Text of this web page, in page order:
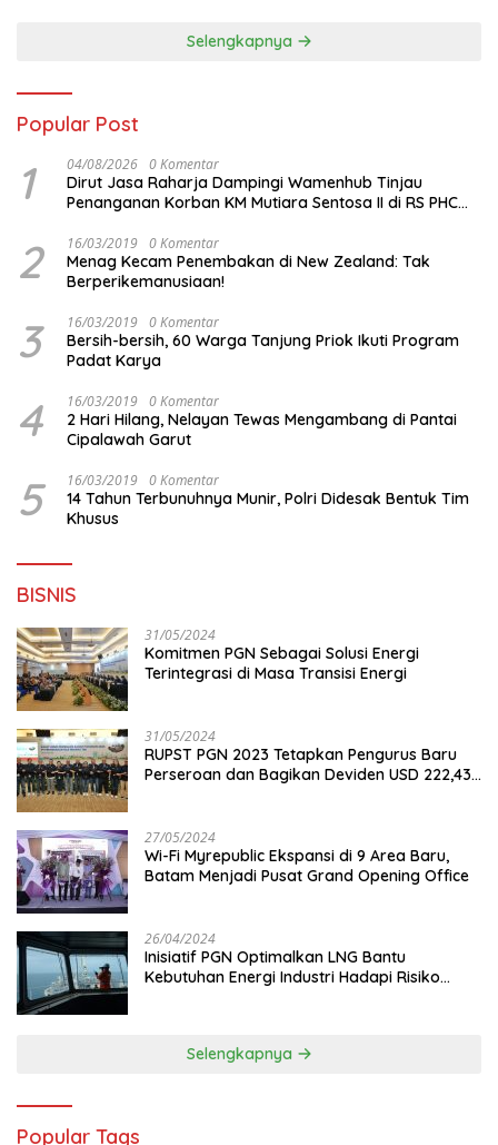
Selengkapnya
Popular Post
1 04/08/2026 0 Komentar
Dirut Jasa Raharja Dampingi Wamenhub Tinjau
Penanganan Korban KM Mutiara Sentosa II di RS PHC
2 16/03/2019 0 Komentar
Menag Kecam Penembakan di New Zealand: Tak
Berperikemanusiaan!
3 16/03/2019 0 Komentar
Bersih-bersih, 60 Warga Tanjung Priok Ikuti Program
Padat Karya
4 16/03/2019 0 Komentar
2 Hari Hilang, Nelayan Tewas Mengambang di Pantai
Cipalawah Garut
5 16/03/2019 0 Komentar
14 Tahun Terbunuhnya Munir, Polri Didesak Bentuk Tim
Khusus
BISNIS
31/05/2024
Komitmen PGN Sebagai Solusi Energi
Terintegrasi di Masa Transisi Energi
31/05/2024
RUPST PGN 2023 Tetapkan Pengurus Baru
Perseroan dan Bagikan Deviden USD 222,43
27/05/2024
Wi-Fi Myrepublic Ekspansi di 9 Area Baru,
Batam Menjadi Pusat Grand Opening Office
26/04/2024
Inisiatif PGN Optimalkan LNG Bantu
Kebutuhan Energi Industri Hadapi Risiko
Selengkapnya
Popular Tags